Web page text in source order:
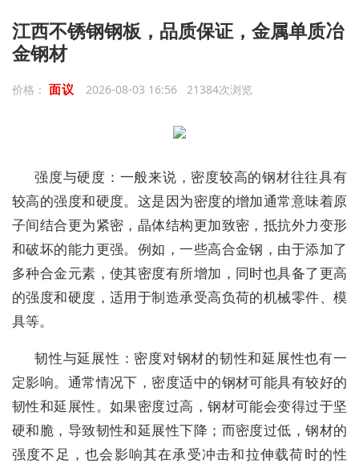
江西不锈钢钢板，品质保证，金属单质冶
金钢材
价格： 面议 2026-08-03 16:56 21384次浏览
强度与硬度：一般来说，密度较高的钢材往往具有
较高的强度和硬度。这是因为密度的增加通常意味着原
子间结合更为紧密，晶体结构更加致密，抵抗外力变形
和破坏的能力更强。例如，一些高合金钢，由于添加了
多种合金元素，使其密度有所增加，同时也具备了更高
的强度和硬度，适用于制造承受高负荷的机械零件、模
具等。
韧性与延展性：密度对钢材的韧性和延展性也有一
定影响。通常情况下，密度适中的钢材可能具有较好的
韧性和延展性。如果密度过高，钢材可能会变得过于坚
硬和脆，导致韧性和延展性下降；而密度过低，钢材的
强度不足，也会影响其在承受冲击和拉伸载荷时的性